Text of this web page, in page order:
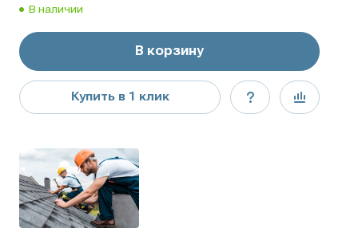
В наличии
В корзину
Купить в 1 клик